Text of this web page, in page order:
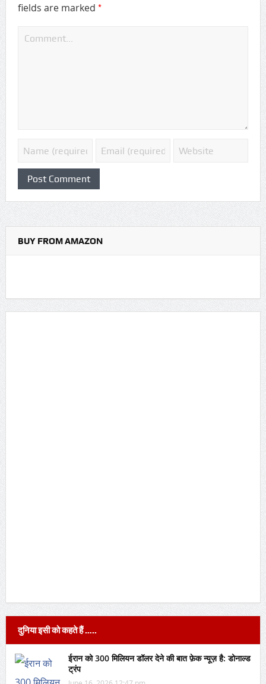
fields are marked *
BUY FROM AMAZON
दुनिया इसी को कहते हैं …..
ईरान को 300 मिलियन डॉलर देने की बात फ़ेक न्यूज़ है: डोनाल्ड
ट्रंप